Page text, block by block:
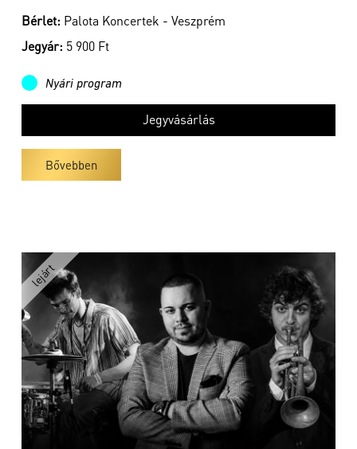
Bérlet: Palota Koncertek - Veszprém
Jegyár: 5 900 Ft
Nyári program
Jegyvásárlás
Bővebben